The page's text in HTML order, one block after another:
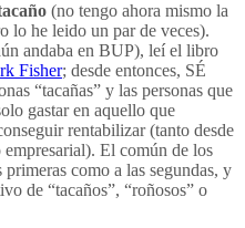
(no tengo ahora mismo la
lo he leido un par de veces).
andaba en BUP), leí el libro
Fisher; desde entonces, SÉ
“tacañas” y las personas que
gastar en aquello que
rentabilizar (tanto desde
El común de los
como a las segundas, y
de “tacaños”, “roñosos” o